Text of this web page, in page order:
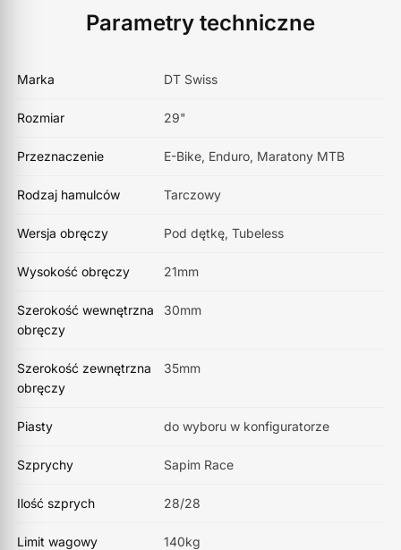
Parametry techniczne
Marka DT Swiss
Rozmiar 29"
Przeznaczenie E-Bike, Enduro, Maratony MTB
Rodzaj hamulców Tarczowy
Wersja obręczy Pod dętkę, Tubeless
Wysokość obręczy 21mm
Szerokość wewnętrzna
obręczy
30mm
Szerokość zewnętrzna
obręczy
35mm
Piasty do wyboru w konfiguratorze
Szprychy Sapim Race
Ilość szprych 28/28
Limit wagowy 140kg